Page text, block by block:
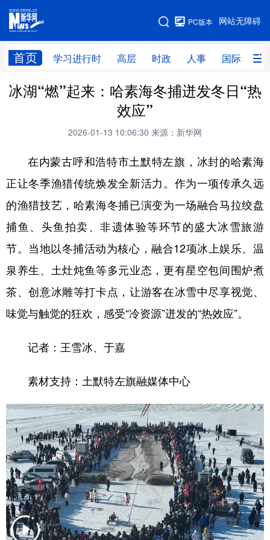
网站无障碍
PC版本
首页 学习进行时 高层 时政 人事 国际 财
网站地图
学习进行时 高层 时政 人事
科技 科创 量子 体育
文化 书画 军事
法律 中央文件 金融 汽车
食品 人居 信息化 数字经济
学术中国 乡村振兴 银龄 溯源中国
城市 旅游 能源 会展
彩票 娱乐
地方频道
北京 天津 河北 山西
辽宁 吉林 上海 江苏
浙江 安徽 福建 江西
冰湖“燃”起来：哈素海冬捕迸发冬日“热
效应”
2026-01-13 10:06:30 来源：新华网
在内蒙古呼和浩特市土默特左旗，冰封的哈素海
正让冬季渔猎传统焕发全新活力。作为一项传承久远
的渔猎技艺，哈素海冬捕已演变为一场融合马拉绞盘
捕鱼、头鱼拍卖、非遗体验等环节的盛大冰雪旅游
节。当地以冬捕活动为核心，融合12项冰上娱乐、温
泉养生、土灶炖鱼等多元业态，更有星空包间围炉煮
茶、创意冰雕等打卡点，让游客在冰雪中尽享视觉、
味觉与触觉的狂欢，感受“冷资源”迸发的“热效应”。
记者：王雪冰、于嘉
素材支持：土默特左旗融媒体中心